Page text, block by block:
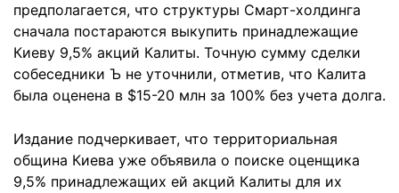
предполагается, что структуры Смарт-холдинга
сначала постараются выкупить принадлежащие
Киеву 9,5% акций Калиты. Точную сумму сделки
собеседники Ъ не уточнили, отметив, что Калита
была оценена в $15-20 млн за 100% без учета долга.
Издание подчеркивает, что территориальная
община Киева уже объявила о поиске оценщика
9,5% принадлежащих ей акций Калиты для их